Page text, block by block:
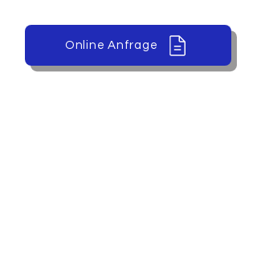
Online Anfrage